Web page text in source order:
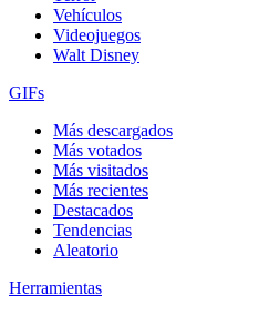
Vehículos
Videojuegos
Walt Disney
GIFs
Más descargados
Más votados
Más visitados
Más recientes
Destacados
Tendencias
Aleatorio
Herramientas